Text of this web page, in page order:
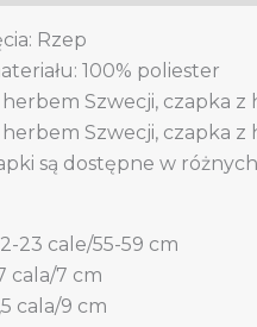
Rzep
100% poliester
herbem Szwecji, czapka
herbem Szwecji, czapka
są dostępne w
23 cale/55-59 cm
cala/7 cm
cala/9 cm